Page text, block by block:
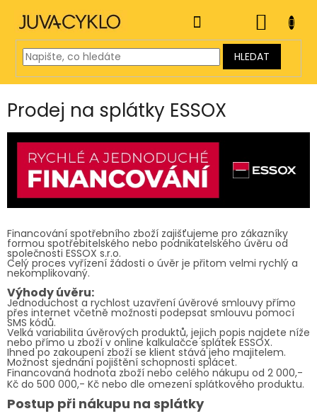
obsah
HLEDAT
KOŠÍK
Prodej na splátky ESSOX
Financování spotřebního zboží zajišťujeme pro zákazníky
formou spotřebitelského nebo podnikatelského úvěru od
společnosti ESSOX s.r.o.
Celý proces vyřízení žádosti o úvěr je přitom velmi rychlý a
nekomplikovaný.
Výhody úvěru:
Jednoduchost a rychlost uzavření úvěrové smlouvy přímo
přes internet včetně možnosti podepsat smlouvu pomocí
SMS kódů.
Velká variabilita úvěrových produktů, jejich popis najdete níže
nebo přímo u zboží v online kalkulačce splátek ESSOX.
Ihned po zakoupení zboží se klient stává jeho majitelem.
Možnost sjednání pojištění schopnosti splácet.
Financovaná hodnota zboží nebo celého nákupu od 2 000,-
Kč do 500 000,- Kč nebo dle omezení splátkového produktu.
Postup při nákupu na splátky